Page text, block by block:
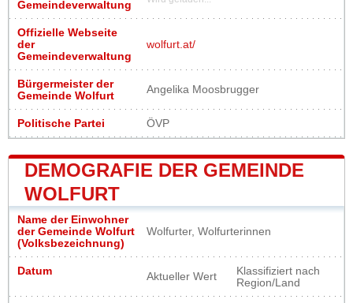
Gemeindeverwaltung
Offizielle Webseite
der
Gemeindeverwaltung
wolfurt.at/
Bürgermeister der
Gemeinde Wolfurt
Angelika Moosbrugger
Politische Partei ÖVP
DEMOGRAFIE DER GEMEINDE
WOLFURT
Name der Einwohner
der Gemeinde Wolfurt
(Volksbezeichnung)
Wolfurter, Wolfurterinnen
Datum Aktueller Wert
Klassifiziert nach
Region/Land